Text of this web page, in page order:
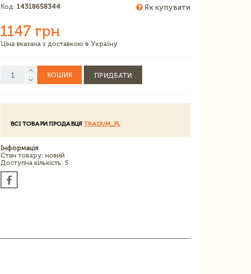
Код: 14318658344 Як купувати
1147 грн
Ціна вказана з доставкою в Україну
КОШИК ПРИДБАТИ
ВСІ ТОВАРИ ПРОДАВЦЯTRADUM_PL
Інформація
Стан товару: новий
Доступна кількість: 5